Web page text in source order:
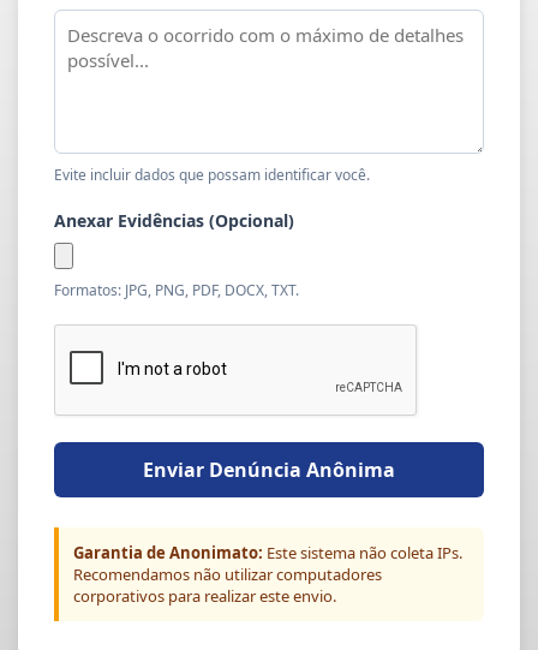
Evite incluir dados que possam identificar você.
Anexar Evidências (Opcional)
Formatos: JPG, PNG, PDF, DOCX, TXT.
Enviar Denúncia Anônima
Garantia de Anonimato: Este sistema não coleta IPs.
Recomendamos não utilizar computadores
corporativos para realizar este envio.